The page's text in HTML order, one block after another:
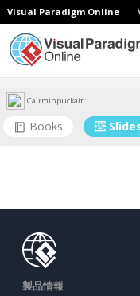
Visual Paradigm Online
Cairminpuckait
Books
製品情報